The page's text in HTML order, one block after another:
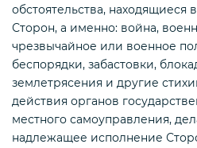
обстоятельства, находящиеся
Сторон, а именно: война,
чрезвычайное или военное
беспорядки, забастовки,
землетрясения и другие
действия органов
местного самоуправления,
надлежащее исполнение